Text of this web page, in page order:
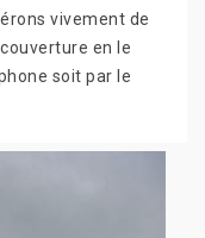
vivement de
en le
soit par le